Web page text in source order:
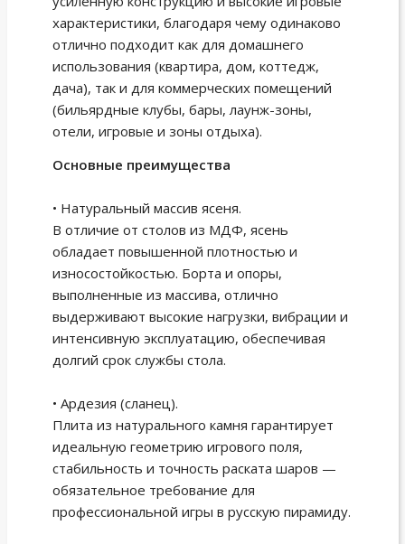
характеристики, благодаря чему одинаково
отлично подходит как для домашнего
использования (квартира, дом, коттедж,
дача), так и для коммерческих помещений
(бильярдные клубы, бары, лаунж-зоны,
отели, игровые и зоны отдыха).
Основные преимущества
• Натуральный массив ясеня.
В отличие от столов из МДФ, ясень
обладает повышенной плотностью и
износостойкостью. Борта и опоры,
выполненные из массива, отлично
выдерживают высокие нагрузки, вибрации и
интенсивную эксплуатацию, обеспечивая
долгий срок службы стола.
• Ардезия (сланец).
Плита из натурального камня гарантирует
идеальную геометрию игрового поля,
стабильность и точность раската шаров —
обязательное требование для
профессиональной игры в русскую пирамиду.